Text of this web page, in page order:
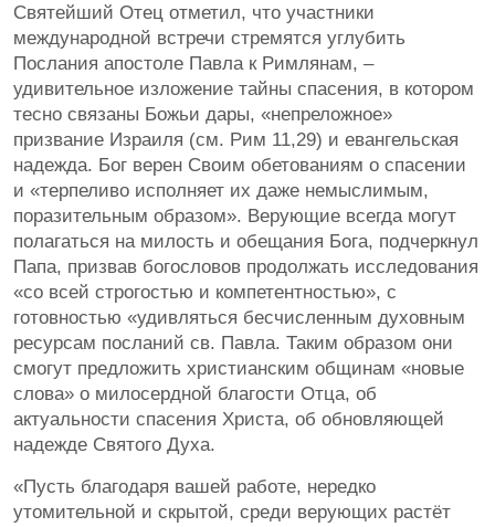
Святейший Отец отметил, что участники
международной встречи стремятся углубить
Послания апостоле Павла к Римлянам, –
удивительное изложение тайны спасения, в котором
тесно связаны Божьи дары, «непреложное»
призвание Израиля (см. Рим 11,29) и евангельская
надежда. Бог верен Своим обетованиям о спасении
и «терпеливо исполняет их даже немыслимым,
поразительным образом». Верующие всегда могут
полагаться на милость и обещания Бога, подчеркнул
Папа, призвав богословов продолжать исследования
«со всей строгостью и компетентностью», с
готовностью «удивляться бесчисленным духовным
ресурсам посланий св. Павла. Таким образом они
смогут предложить христианским общинам «новые
слова» о милосердной благости Отца, об
актуальности спасения Христа, об обновляющей
надежде Святого Духа.
«Пусть благодаря вашей работе, нередко
утомительной и скрытой, среди верующих растёт